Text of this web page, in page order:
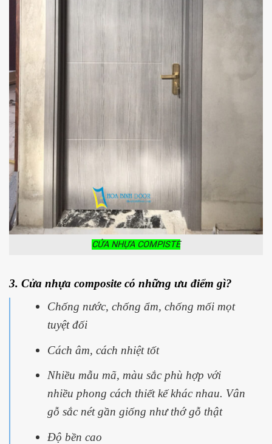
CỬA NHỰA COMPISTE
3. Cửa nhựa composite có những ưu điểm gì?
Chống nước, chống ẩm, chống mối mọt
tuyệt đối
Cách âm, cách nhiệt tốt
Nhiều mẫu mã, màu sắc phù hợp với
nhiều phong cách thiết kế khác nhau. Vân
gỗ sắc nét gần giống như thớ gỗ thật
Độ bền cao